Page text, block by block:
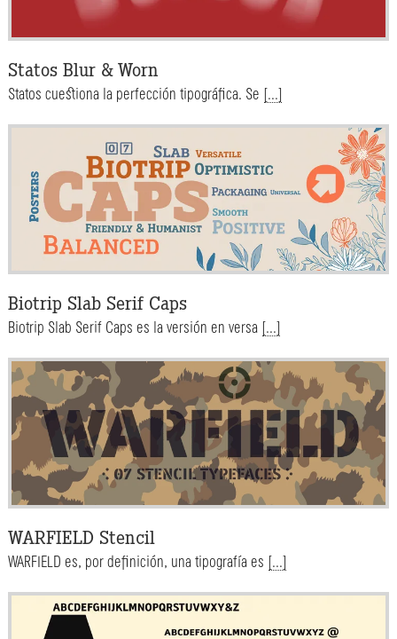
Statos Blur & Worn
Statos cuestiona la perfección tipográfica. Se [...]
Biotrip Slab Serif Caps
Biotrip Slab Serif Caps es la versión en versa [...]
WARFIELD Stencil
WARFIELD es, por definición, una tipografía es [...]